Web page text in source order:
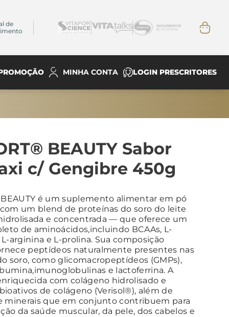
de
MINHA CONTA LOGIN PRESCRITORES
BEAUTY Sabor
c/ Gengibre 450g
BEAUTY é um suplemento alimentar em pó
um blend de proteínas do soro do leite
e concentrada — que oferece um
de aminoácidos,incluindo BCAAs, L-
arginina e L-prolina. Sua composição
peptídeos naturalmente presentes nas
soro, como glicomacropeptídeos (GMPs),
e lactoferrina. A
com colágeno hidrolisado e
de colágeno (Verisol®), além de
minerais que em conjunto contribuem para
da saúde muscular, da pele, dos cabelos e